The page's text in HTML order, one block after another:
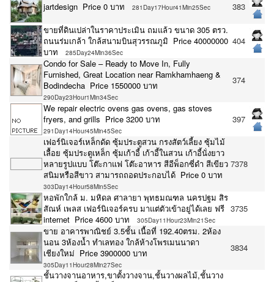
jartdesign Price 0 บาท 281Day17Hour41Min25Sec
383
ขายที่ดินเปล่าในราคาประเมิน ถมแล้ว ขนาด 305 ตรว.
ถนนร่มเกล้า ใกล้สนามบินสุวรรณภูมิ Price 40000000
บาท
285Day24Min36Sec
404
Condo for Sale – Ready to Move In, Fully
Furnished, Great Location near Ramkhamhaeng &
Bodindecha Price 1550000 บาท
290Day23Hour1Min34Sec
374
We repair electric ovens gas ovens, gas stoves
fryers, and grills Price 3200 บาท
291Day14Hour45Min45Sec
397
เฟอร์นิเจอร์เหล็กดัด ซุ้มประตูสวน กรงสัตว์เลี้ยง ซุ้มไม้
เลื้อย ซุ้มประตูเหล็ก ซุ้มเก้าอี้ เก้าอี้ในสวน เก้าอี้นั่งยาว
หลายรูปแบบ โต๊ะกาแฟ โต๊ะอาหาร สีอีพ็อกซี่ดำ สีเขียว
สนิมหรือสีขาว สามารถถอดประกอบได้ Price 0 บาท
303Day14Hour58Min5Sec
7378
หอพักใกล้ ม. มหิดล ศาลายา พุทธมณฑล นครปฐม สิร
สัณห์ เพลส เฟอร์นิเจอร์ครบ มาแต่ตัวเข้าอยู่ได้เลย ฟรี
internet Price 4600 บาท
305Day11Hour23Min21Sec
3735
ขาย อาคารพาณิชย์ 3.5ชั้น เนื้อที่ 192.40ตรม. 2ห้อง
นอน 3ห้องน้ำ ทำเลทอง ใกล้ห้างโพรเมนนาดา
เชียงใหม่ Price 3900000 บาท
305Day11Hour28Min27Sec
3834
ชั้นวางจานอาหาร,ขาตั้งวางจาน,ชั้นวางผลไม้,ชั้นวาง